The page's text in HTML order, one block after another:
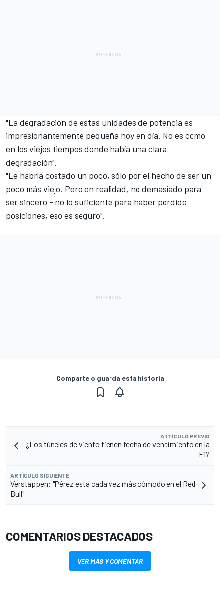
"La degradación de estas unidades de potencia es
impresionantemente pequeña hoy en día. No es como
en los viejos tiempos donde había una clara
degradación".
"Le habría costado un poco, sólo por el hecho de ser un
poco más viejo. Pero en realidad, no demasiado para
ser sincero - no lo suficiente para haber perdido
posiciones, eso es seguro".
Comparte o guarda esta historia
ARTÍCULO PREVIO
¿Los túneles de viento tienen fecha de vencimiento en la
F1?
ARTÍCULO SIGUIENTE
Verstappen: "Pérez está cada vez más cómodo en el Red
Bull"
COMENTARIOS DESTACADOS
VER MÁS Y COMENTAR